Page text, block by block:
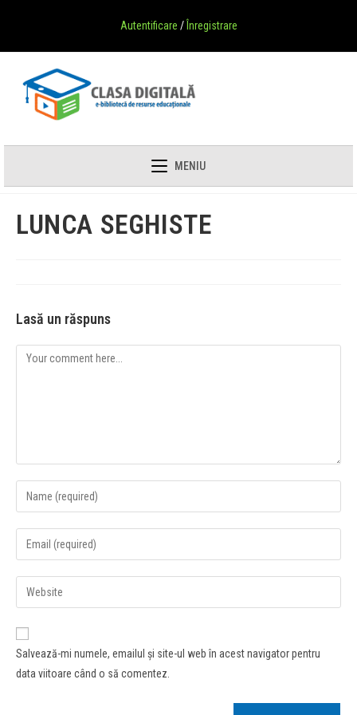
Autentificare / Înregistrare
MENIU
LUNCA SEGHISTE
Lasă un răspuns
Salvează-mi numele, emailul și site-ul web în acest navigator pentru
data viitoare când o să comentez.